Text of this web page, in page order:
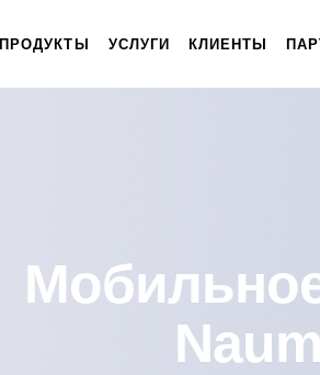
ПРОДУКТЫ УСЛУГИ КЛИЕНТЫ